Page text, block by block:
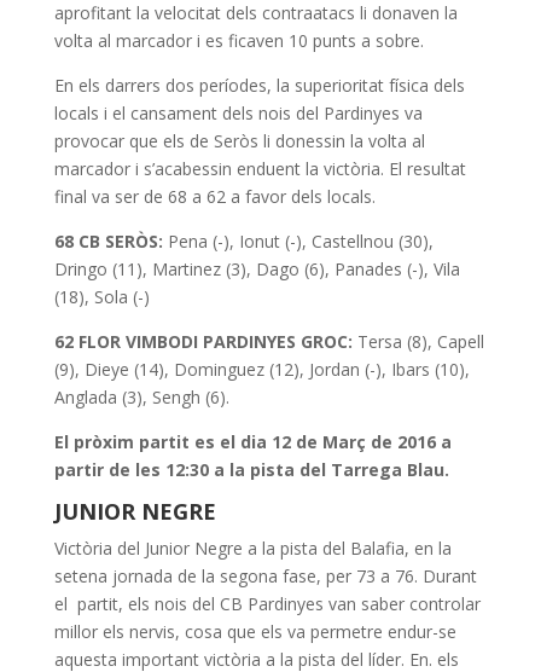
aprofitant la velocitat dels contraatacs li donaven la
volta al marcador i es ficaven 10 punts a sobre.
En els darrers dos períodes, la superioritat física dels
locals i el cansament dels nois del Pardinyes va
provocar que els de Seròs li donessin la volta al
marcador i s’acabessin enduent la victòria. El resultat
final va ser de 68 a 62 a favor dels locals.
68 CB SERÒS: Pena (-), Ionut (-), Castellnou (30),
Dringo (11), Martinez (3), Dago (6), Panades (-), Vila
(18), Sola (-)
62 FLOR VIMBODI PARDINYES GROC: Tersa (8), Capell
(9), Dieye (14), Dominguez (12), Jordan (-), Ibars (10),
Anglada (3), Sengh (6).
El pròxim partit es el dia 12 de Març de 2016 a
partir de les 12:30 a la pista del Tarrega Blau.
JUNIOR NEGRE
Victòria del Junior Negre a la pista del Balafia, en la
setena jornada de la segona fase, per 73 a 76. Durant
el partit, els nois del CB Pardinyes van saber controlar
millor els nervis, cosa que els va permetre endur-se
aquesta important victòria a la pista del líder. En. els